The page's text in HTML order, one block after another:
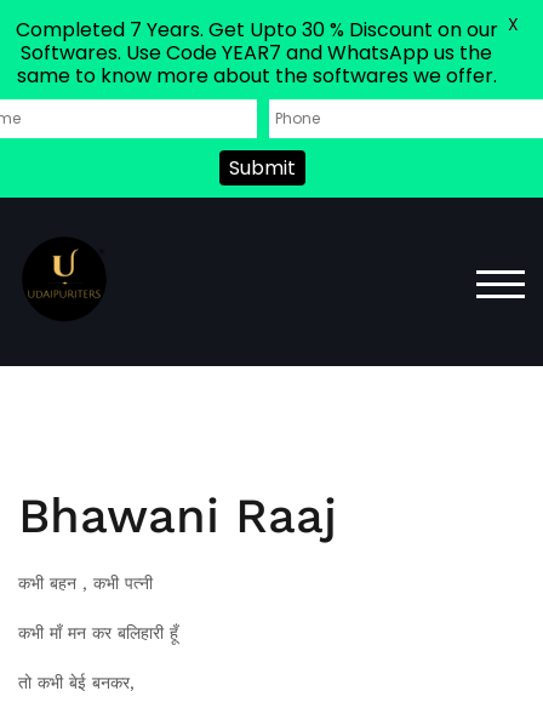
Bhawani Raaj
कभी बहन , कभी पत्नी
कभी माँ मन कर बलिहारी हूँ
तो कभी बेई बनकर,
Completed 7 Years. Get Upto 30 % Discount on our
Softwares. Use Code YEAR7 and WhatsApp us the
same to know more about the softwares we offer.
Submit
X